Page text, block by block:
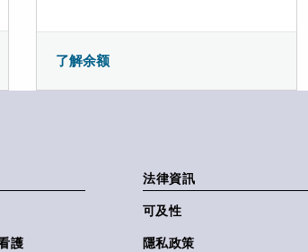
了解余额
護
法律資訊
可及性
隱私政策